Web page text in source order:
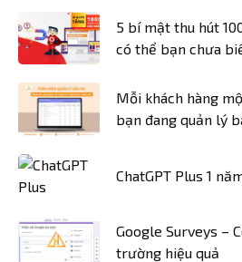
5 bí mật thu hút
có thể bạn chưa
Mỗi khách hàng
bạn đang quản lý
ChatGPT Plus 1
Google Surveys –
trường hiệu quả